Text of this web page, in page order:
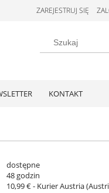
ZAREJESTRUJ SIĘ
KONTAKT
dostępne
48 godzin
10,99 €- Kurier Austria